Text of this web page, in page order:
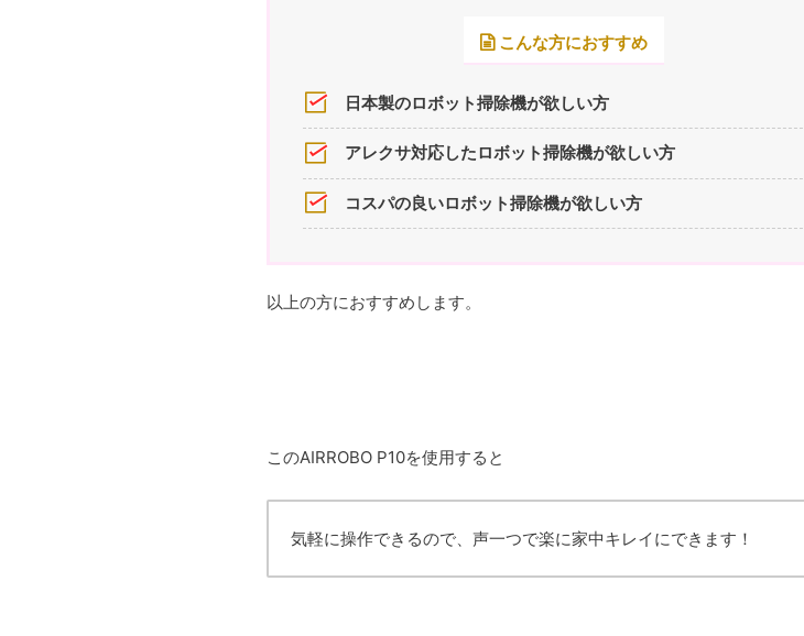
こんな方におすすめ
日本製のロボット掃除機が欲しい方
アレクサ対応したロボット掃除機が欲しい方
コスパの良いロボット掃除機が欲しい方
以上の方におすすめします。
このAIRROBO P10を使用すると
気軽に操作できるので、声一つで楽に家中キレイにできます！